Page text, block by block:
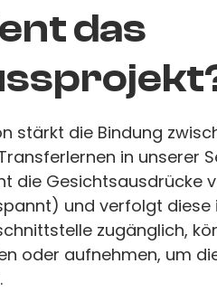
das
stärkt die Bindung
in unserer
die Gesichtsausdrücke
und verfolgt diese
zugänglich,
oder aufnehmen, um